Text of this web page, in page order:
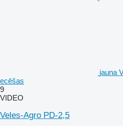
jauna
ecēšas
9
VIDEO
Veles-Agro PD-2,5